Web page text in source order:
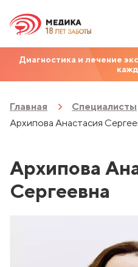
Диагностика и лечение
Главная
Специалисты
Архипова Анастасия
Архипова
Сергеевна